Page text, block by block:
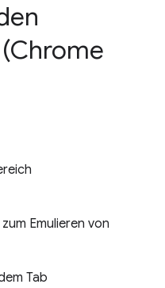
Emulieren von
Tab